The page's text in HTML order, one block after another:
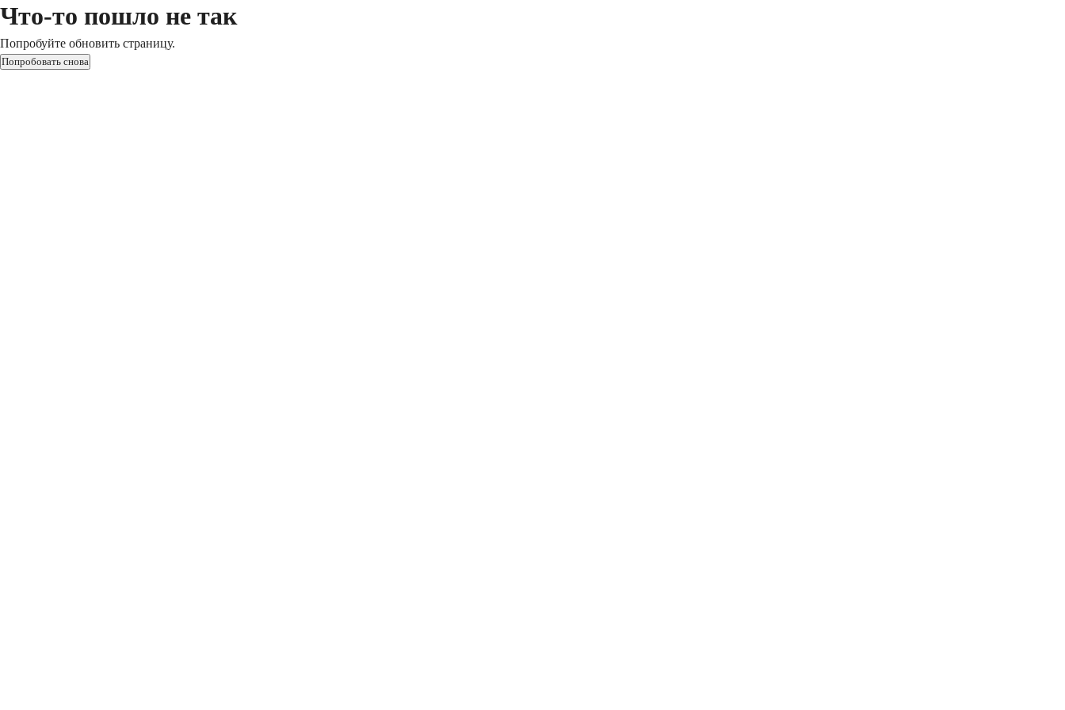
Что-то пошло не так
Попробуйте обновить страницу.
Попробовать снова